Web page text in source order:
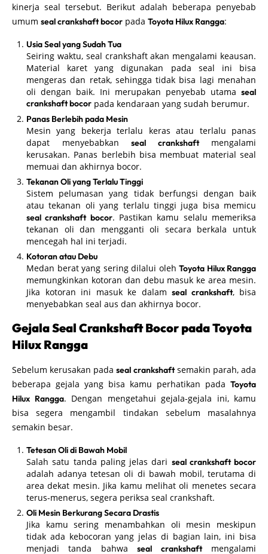
kinerja seal tersebut. Berikut adalah beberapa penyebab
umum seal crankshaft bocor pada Toyota Hilux Rangga:
Usia Seal yang Sudah Tua
Seiring waktu, seal crankshaft akan mengalami keausan.
Material karet yang digunakan pada seal ini bisa
mengeras dan retak, sehingga tidak bisa lagi menahan
oli dengan baik. Ini merupakan penyebab utama seal
crankshaft bocor pada kendaraan yang sudah berumur.
Panas Berlebih pada Mesin
Mesin yang bekerja terlalu keras atau terlalu panas
dapat menyebabkan seal crankshaftmengalami
kerusakan. Panas berlebih bisa membuat material seal
memuai dan akhirnya bocor.
Tekanan Oli yang Terlalu Tinggi
Sistem pelumasan yang tidak berfungsi dengan baik
atau tekanan oli yang terlalu tinggi juga bisa memicu
seal crankshaft bocor. Pastikan kamu selalu memeriksa
tekanan oli dan mengganti oli secara berkala untuk
mencegah hal ini terjadi.
Kotoran atau Debu
Medan berat yang sering dilalui oleh Toyota Hilux Rangga
memungkinkan kotoran dan debu masuk ke area mesin.
Jika kotoran ini masuk ke dalam seal crankshaft, bisa
menyebabkan seal aus dan akhirnya bocor.
Gejala Seal Crankshaft Bocor pada Toyota
Hilux Rangga
Sebelum kerusakan padaseal crankshaftsemakin parah, ada
beberapa gejala yang bisa kamu perhatikan pada Toyota
Hilux Rangga. Dengan mengetahui gejala-gejala ini, kamu
bisa segera mengambil tindakan sebelum masalahnya
semakin besar.
Tetesan Oli di Bawah Mobil
Salah satu tanda paling jelas dari seal crankshaft bocor
adalah adanya tetesan oli di bawah mobil, terutama di
area dekat mesin. Jika kamu melihat oli menetes secara
terus-menerus, segera periksa seal crankshaft.
Oli Mesin Berkurang Secara Drastis
Jika kamu sering menambahkan oli mesin meskipun
tidak ada kebocoran yang jelas di bagian lain, ini bisa
menjadi tanda bahwaseal crankshaftmengalami